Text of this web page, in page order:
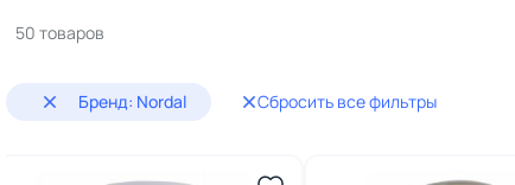
50 товаров
Бренд: Nordal Сбросить все фильтры